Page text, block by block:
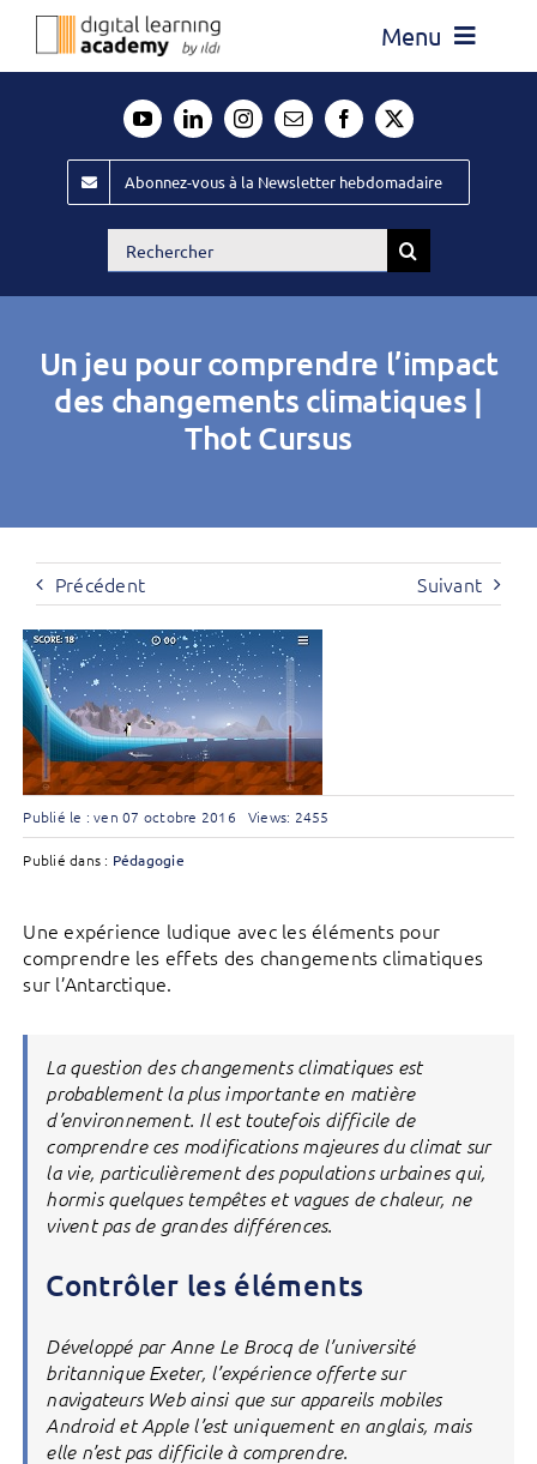
Passer
Menu
Évènements ILDI
Offres d’emploi
Publiez
Abonnez-vous à la Newsletter hebdomadaire
Rechercher:
Un jeu pour comprendre l’impact
des changements climatiques |
Thot Cursus
Précédent Suivant
Publié le : ven 07 octobre 2016 Views: 2455
Publié dans : Pédagogie
Une expérience ludique avec les éléments pour
comprendre les effets des changements climatiques
sur l’Antarctique.
La question des changements climatiques est
probablement la plus importante en matière
d’environnement. Il est toutefois difficile de
comprendre ces modifications majeures du climat sur
la vie, particulièrement des populations urbaines qui,
hormis quelques tempêtes et vagues de chaleur, ne
vivent pas de grandes différences.
Contrôler les éléments
Développé par Anne Le Brocq de l’université
britannique Exeter, l’expérience offerte sur
navigateurs Web ainsi que sur appareils mobiles
Android et Apple l’est uniquement en anglais, mais
elle n’est pas difficile à comprendre.